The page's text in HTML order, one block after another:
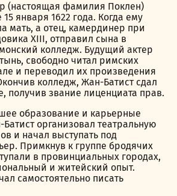
(настоящая фамилия Поклен)
января 1622 года. Когда ему
мать, а отец, камердинер при
XIII, отправил сына в
колледж. Будущий актер
свободно читал римских
и переводил их произведения
колледж, Жан-Батист сдал
получив звание лиценциата прав.
образование и карьерные
организовал театральную
и начал выступать под
Примкнув к группе бродячих
в провинциальных городах,
и житейский опыт.
самостоятельно писать